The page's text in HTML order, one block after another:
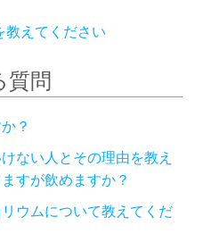
教えてください
質問
？
ない人とその理由を教え
すが飲めますか？
ウムについて教えてくだ